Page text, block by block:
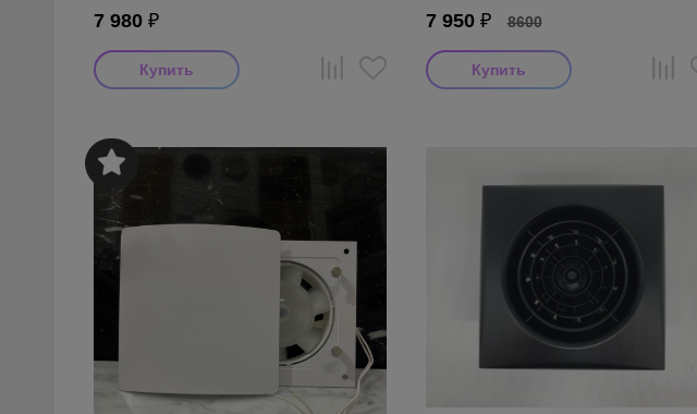
160х160
7 980 ₽ 7 950₽ 8600